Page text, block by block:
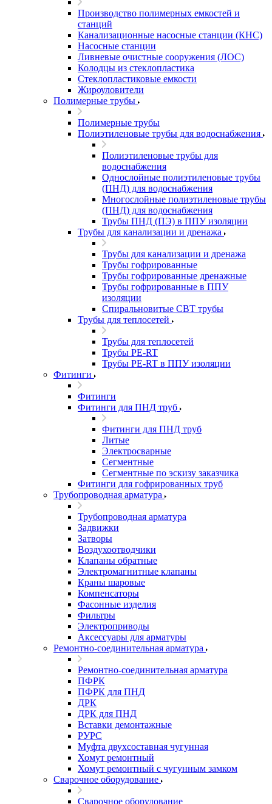
Производство полимерных емкостей и
станций
Канализационные насосные станции (КНС)
Насосные станции
Ливневые очистные сооружения (ЛОС)
Колодцы из стеклопластика
Стеклопластиковые емкости
Жироуловители
Полимерные трубы
Полимерные трубы
Полиэтиленовые трубы для водоснабжения
Полиэтиленовые трубы для
водоснабжения
Однослойные полиэтиленовые трубы
(ПНД) для водоснабжения
Многослойные полиэтиленовые трубы
(ПНД) для водоснабжения
Трубы ПНД (ПЭ) в ППУ изоляции
Трубы для канализации и дренажа
Трубы для канализации и дренажа
Трубы гофрированные
Трубы гофрированные дренажные
Трубы гофрированные в ППУ
изоляции
Спиральновитые СВТ трубы
Трубы для теплосетей
Трубы для теплосетей
Трубы PE-RT
Трубы PE-RT в ППУ изоляции
Фитинги
Фитинги
Фитинги для ПНД труб
Фитинги для ПНД труб
Литые
Электросварные
Сегментные
Сегментные по эскизу заказчика
Фитинги для гофрированных труб
Трубопроводная арматура
Трубопроводная арматура
Задвижки
Затворы
Воздухоотводчики
Клапаны обратные
Электромагнитные клапаны
Краны шаровые
Компенсаторы
Фасонные изделия
Фильтры
Электроприводы
Аксессуары для арматуры
Ремонтно-соединительная арматура
Ремонтно-соединительная арматура
ПФРК
ПФРК для ПНД
ДРК
ДРК для ПНД
Вставки демонтажные
РУРС
Муфта двухсоставная чугунная
Хомут ремонтный
Хомут ремонтный с чугунным замком
Сварочное оборудование
Сварочное оборудование